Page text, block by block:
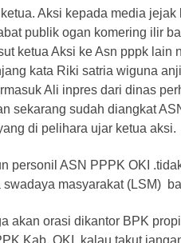
Aksi kepada media
publik ogan komering ilir
ketua Aksi ke Asn pppk lain
kata Riki satria wiguna
Ali inpres dari dinas
sekarang sudah diangkat
di pelihara ujar ketua aksi.
personil ASN PPPK OKI
swadaya masyarakat (LSM)
akan orasi dikantor BPK
Kab. OKI kalau takut